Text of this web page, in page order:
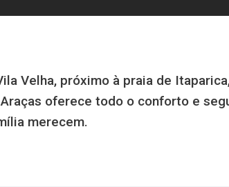
Velha, próximo à praia de
oferece todo o conforto e
merecem.